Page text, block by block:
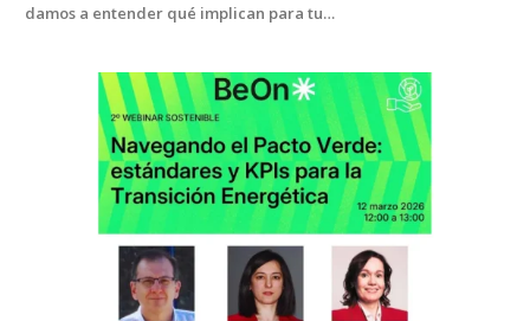
damos a enten­der qué impli­can para tu…